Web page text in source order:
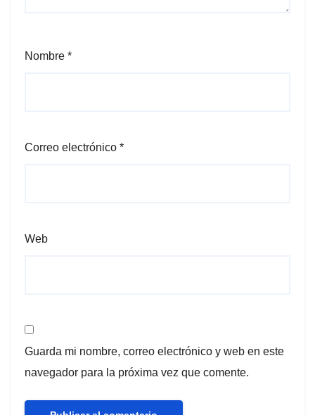
Nombre *
Correo electrónico *
Web
Guarda mi nombre, correo electrónico y web en este
navegador para la próxima vez que comente.